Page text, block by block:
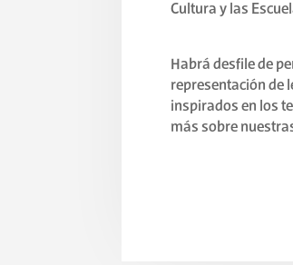
Cultura y las
Habrá desfile de
representación de
inspirados en los
más sobre